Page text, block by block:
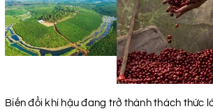
Biến đổi khí hậu đang trở thành thách thức